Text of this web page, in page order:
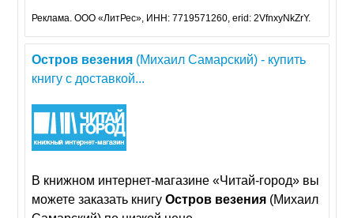
Реклама. ООО «ЛитРес», ИНН: 7719571260, erid: 2VfnxyNkZrY.
Остров везения (Михаил Самарский) - купить
книгу с доставкой...
В книжном интернет-магазине «Читай-город» вы
можете заказать книгуОстров везения (Михаил